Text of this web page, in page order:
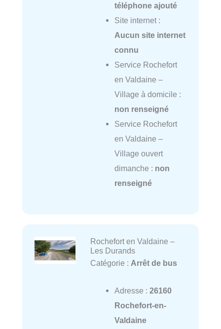
téléphone ajouté
Site internet :
Aucun site internet
connu
Service Rochefort
en Valdaine –
Village à domicile :
non renseigné
Service Rochefort
en Valdaine –
Village ouvert
dimanche : non
renseigné
Rochefort en Valdaine –
Les Durands
Catégorie : Arrêt de bus
Adresse : 26160
Rochefort-en-
Valdaine